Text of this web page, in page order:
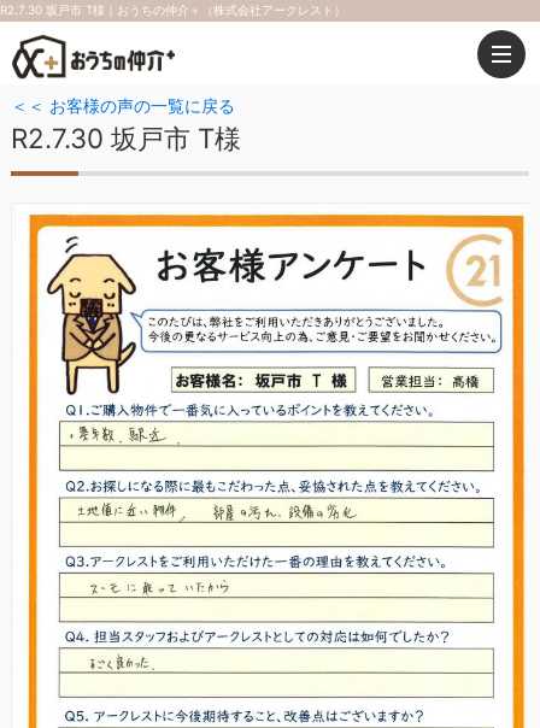
R2.7.30 坂戸市 T様｜おうちの仲介＋（株式会社アークレスト）
＜＜ お客様の声の一覧に戻る
R2.7.30 坂戸市 T様